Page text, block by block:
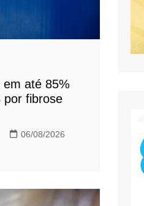
em até 85%
por fibrose
06/08/2026